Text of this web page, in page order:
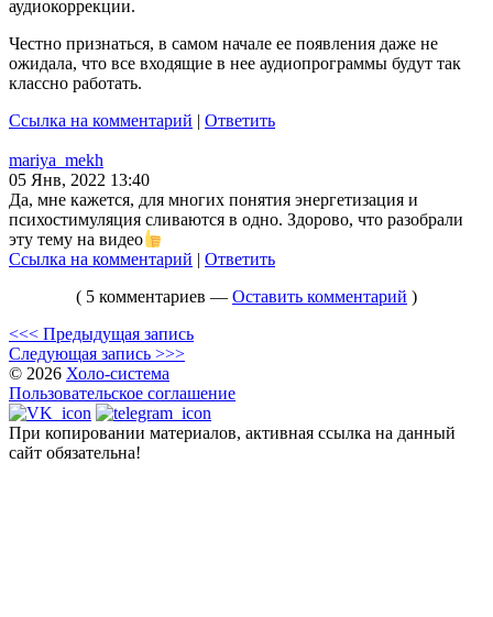
аудиокоррекции.
Честно признаться, в самом начале ее появления даже не
ожидала, что все входящие в нее аудиопрограммы будут так
классно работать.
Ссылка на комментарий | Ответить
mariya_mekh
05 Янв, 2022 13:40
Да, мне кажется, для многих понятия энергетизация и
психостимуляция сливаются в одно. Здорово, что разобрали
эту тему на видео
Ссылка на комментарий | Ответить
( 5 комментариев — Оставить комментарий )
<<< Предыдущая запись
Следующая запись >>>
© 2026 Холо-система
Пользовательское соглашение
При копировании материалов, активная ссылка на данный
сайт обязательна!